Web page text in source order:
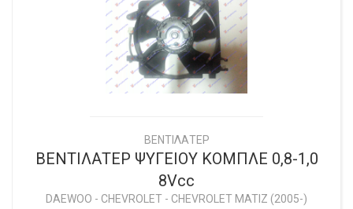
ΒΕΝΤΙΛΑΤΕΡ
ΒΕΝΤΙΛΑΤΕΡ ΨΥΓΕΙΟΥ ΚΟΜΠΛΕ 0,8-1,0
8Vcc
DAEWOO - CHEVROLET - CHEVROLET MATIZ (2005-)